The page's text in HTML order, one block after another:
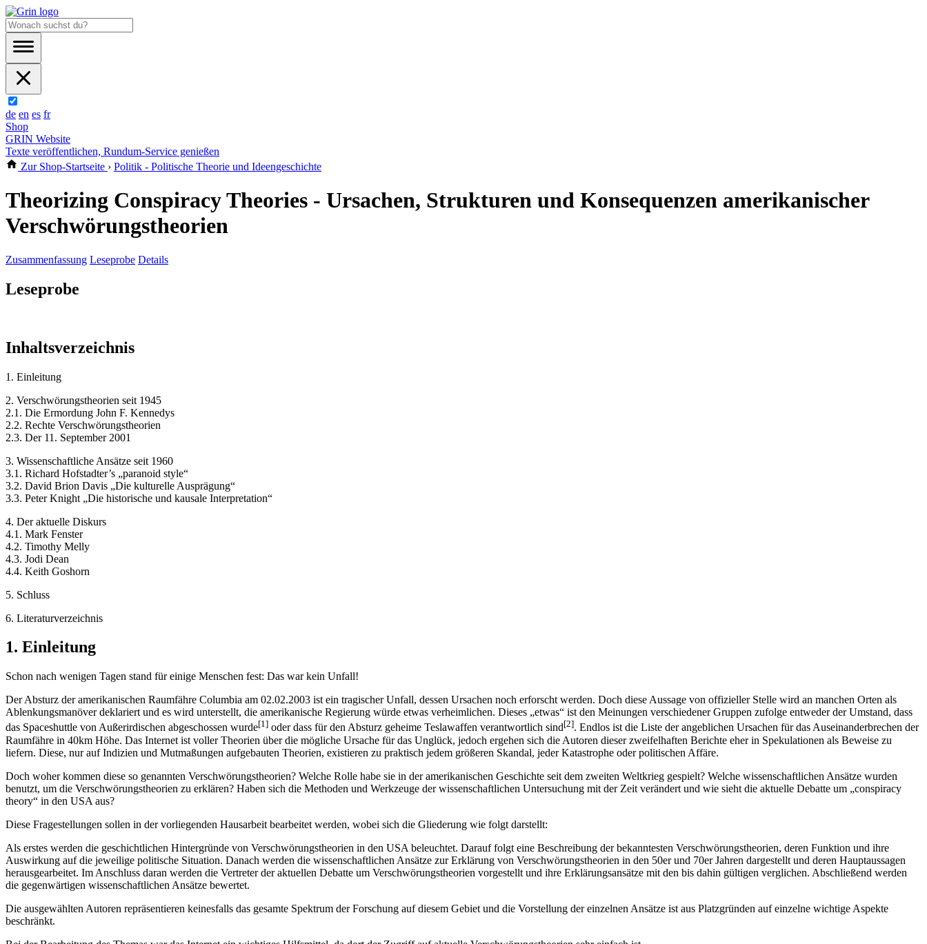
de en es fr
Shop
GRIN Website
Texte veröffentlichen, Rundum-Service genießen
Zur Shop-Startseite › Politik - Politische Theorie und Ideengeschichte
Theorizing Conspiracy Theories - Ursachen, Strukturen und Konsequenzen amerikanischer
Verschwörungstheorien
Zusammenfassung Leseprobe Details
Leseprobe
Inhaltsverzeichnis
1. Einleitung
2. Verschwörungstheorien seit 1945
2.1. Die Ermordung John F. Kennedys
2.2. Rechte Verschwörungstheorien
2.3. Der 11. September 2001
3. Wissenschaftliche Ansätze seit 1960
3.1. Richard Hofstadter’s „paranoid style“
3.2. David Brion Davis „Die kulturelle Ausprägung“
3.3. Peter Knight „Die historische und kausale Interpretation“
4. Der aktuelle Diskurs
4.1. Mark Fenster
4.2. Timothy Melly
4.3. Jodi Dean
4.4. Keith Goshorn
5. Schluss
6. Literaturverzeichnis
1. Einleitung
Schon nach wenigen Tagen stand für einige Menschen fest: Das war kein Unfall!
Der Absturz der amerikanischen Raumfähre Columbia am 02.02.2003 ist ein tragischer Unfall, dessen Ursachen noch erforscht werden. Doch diese Aussage von offizieller Stelle wird an manchen Orten als
Ablenkungsmanöver deklariert und es wird unterstellt, die amerikanische Regierung würde etwas verheimlichen. Dieses „etwas“ ist den Meinungen verschiedener Gruppen zufolge entweder der Umstand, dass
das Spaceshuttle von Außerirdischen abgeschossen wurde[1] oder dass für den Absturz geheime Teslawaffen verantwortlich sind[2]. Endlos ist die Liste der angeblichen Ursachen für das Auseinanderbrechen der
Raumfähre in 40km Höhe. Das Internet ist voller Theorien über die mögliche Ursache für das Unglück, jedoch ergehen sich die Autoren dieser zweifelhaften Berichte eher in Spekulationen als Beweise zu
liefern. Diese, nur auf Indizien und Mutmaßungen aufgebauten Theorien, existieren zu praktisch jedem größeren Skandal, jeder Katastrophe oder politischen Affäre.
Doch woher kommen diese so genannten Verschwörungstheorien? Welche Rolle habe sie in der amerikanischen Geschichte seit dem zweiten Weltkrieg gespielt? Welche wissenschaftlichen Ansätze wurden
benutzt, um die Verschwörungstheorien zu erklären? Haben sich die Methoden und Werkzeuge der wissenschaftlichen Untersuchung mit der Zeit verändert und wie sieht die aktuelle Debatte um „conspiracy
theory“ in den USA aus?
Diese Fragestellungen sollen in der vorliegenden Hausarbeit bearbeitet werden, wobei sich die Gliederung wie folgt darstellt:
Als erstes werden die geschichtlichen Hintergründe von Verschwörungstheorien in den USA beleuchtet. Darauf folgt eine Beschreibung der bekanntesten Verschwörungstheorien, deren Funktion und ihre
Auswirkung auf die jeweilige politische Situation. Danach werden die wissenschaftlichen Ansätze zur Erklärung von Verschwörungstheorien in den 50er und 70er Jahren dargestellt und deren Hauptaussagen
herausgearbeitet. Im Anschluss daran werden die Vertreter der aktuellen Debatte um Verschwörungstheorien vorgestellt und ihre Erklärungsansätze mit den bis dahin gültigen verglichen. Abschließend werden
die gegenwärtigen wissenschaftlichen Ansätze bewertet.
Die ausgewählten Autoren repräsentieren keinesfalls das gesamte Spektrum der Forschung auf diesem Gebiet und die Vorstellung der einzelnen Ansätze ist aus Platzgründen auf einzelne wichtige Aspekte
beschränkt.